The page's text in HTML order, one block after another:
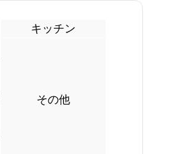
キッチン
その他